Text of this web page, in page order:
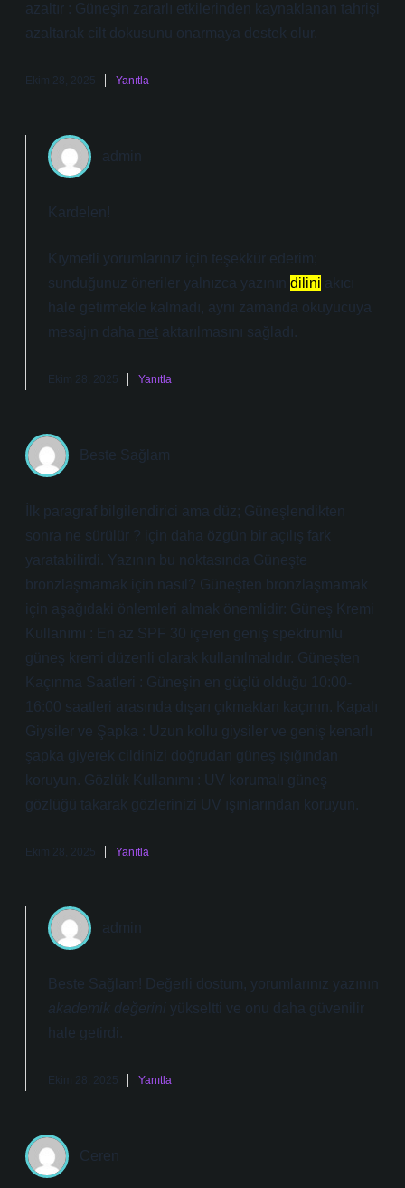
azaltır : Güneşin zararlı etkilerinden kaynaklanan tahrişi
azaltarak cilt dokusunu onarmaya destek olur.
Ekim 28, 2025 Yanıtla
admin
Kardelen!
Kıymetli yorumlarınız için teşekkür ederim;
sunduğunuz öneriler yalnızca yazının dilini akıcı
hale getirmekle kalmadı, aynı zamanda okuyucuya
mesajın daha net aktarılmasını sağladı.
Ekim 28, 2025 Yanıtla
Beste Sağlam
İlk paragraf bilgilendirici ama düz; Güneşlendikten
sonra ne sürülür ? için daha özgün bir açılış fark
yaratabilirdi. Yazının bu noktasında Güneşte
bronzlaşmamak için nasıl? Güneşten bronzlaşmamak
için aşağıdaki önlemleri almak önemlidir: Güneş Kremi
Kullanımı : En az SPF 30 içeren geniş spektrumlu
güneş kremi düzenli olarak kullanılmalıdır. Güneşten
Kaçınma Saatleri : Güneşin en güçlü olduğu 10:00-
16:00 saatleri arasında dışarı çıkmaktan kaçının. Kapalı
Giysiler ve Şapka : Uzun kollu giysiler ve geniş kenarlı
şapka giyerek cildinizi doğrudan güneş ışığından
koruyun. Gözlük Kullanımı : UV korumalı güneş
gözlüğü takarak gözlerinizi UV ışınlarından koruyun.
Ekim 28, 2025 Yanıtla
admin
Beste Sağlam! Değerli dostum, yorumlarınız yazının
akademik değerini yükseltti ve onu daha güvenilir
hale getirdi.
Ekim 28, 2025 Yanıtla
Ceren